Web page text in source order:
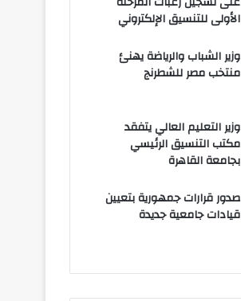
الأولى للتنسيق الإلكتروني
وزير الشباب والرياضة يهنئ
منتخب مصر للشطرنج
وزير التعليم العالي يتفقد
مكتب التنسيق الرئيسي
بجامعة القاهرة
صدور قرارات جمهورية بتعيين
قيادات جامعية جديدة